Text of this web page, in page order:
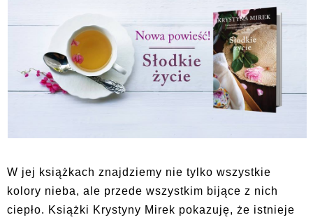
W jej książkach znajdziemy nie tylko wszystkie
kolory nieba, ale przede wszystkim bijące z nich
ciepło. Książki Krystyny Mirek pokazuję, że istnieje